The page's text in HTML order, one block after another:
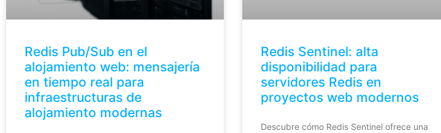
Redis Pub/Sub en el
alojamiento web: mensajería
en tiempo real para
infraestructuras de
alojamiento modernas
Redis Sentinel: alta
disponibilidad para
servidores Redis en
proyectos web modernos
Descubre cómo Redis Sentinel ofrece una